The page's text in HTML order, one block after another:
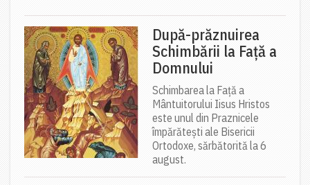
După-prăznuirea
Schimbării la Față a
Domnului
Schimbarea la Față a
Mântuitorului Iisus Hristos
este unul din Praznicele
împărătești ale Bisericii
Ortodoxe, sărbătorită la 6
august.